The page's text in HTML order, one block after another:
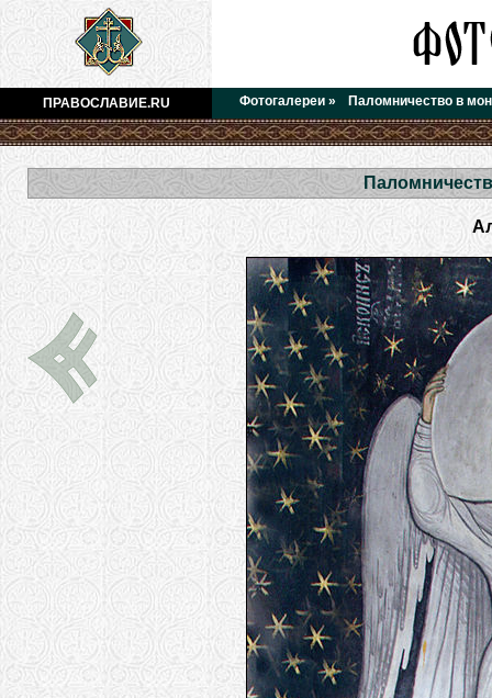
ПРАВОСЛАВИЕ.RU Фотогалереи » Паломничество в